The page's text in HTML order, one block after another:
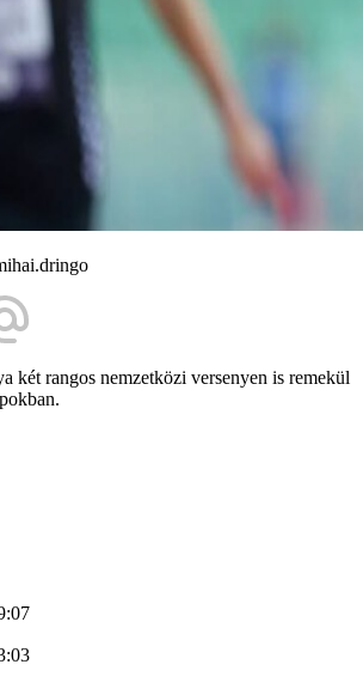
két rangos nemzetközi versenyen is remekül